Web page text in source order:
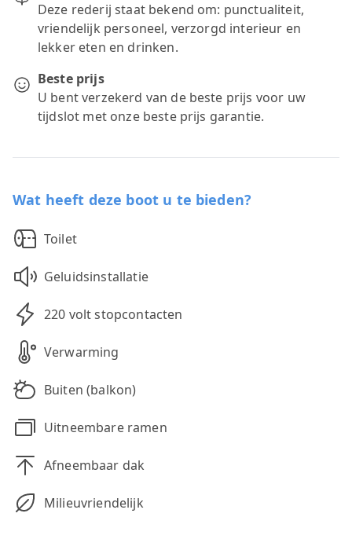
Deze rederij staat bekend om: punctualiteit,
vriendelijk personeel, verzorgd interieur en
lekker eten en drinken.
Beste prijs
U bent verzekerd van de beste prijs voor uw
tijdslot met onze beste prijs garantie.
Wat heeft deze boot u te bieden?
Toilet
Geluidsinstallatie
220 volt stopcontacten
Verwarming
Buiten (balkon)
Uitneembare ramen
Afneembaar dak
Milieuvriendelijk